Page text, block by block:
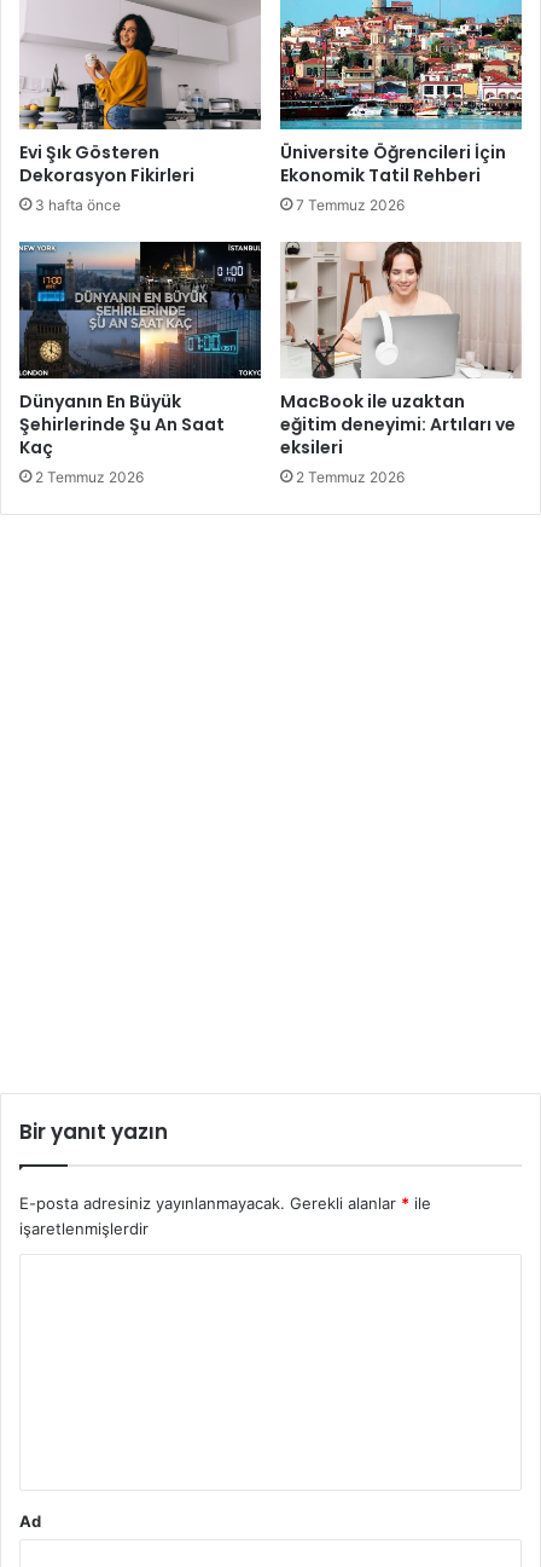
Evi Şık Gösteren
Dekorasyon Fikirleri
3 hafta önce
Üniversite Öğrencileri İçin
Ekonomik Tatil Rehberi
7 Temmuz 2026
Dünyanın En Büyük
Şehirlerinde Şu An Saat
Kaç
2 Temmuz 2026
MacBook ile uzaktan
eğitim deneyimi: Artıları ve
eksileri
2 Temmuz 2026
Bir yanıt yazın
E-posta adresiniz yayınlanmayacak. Gerekli alanlar * ile
işaretlenmişlerdir
Ad